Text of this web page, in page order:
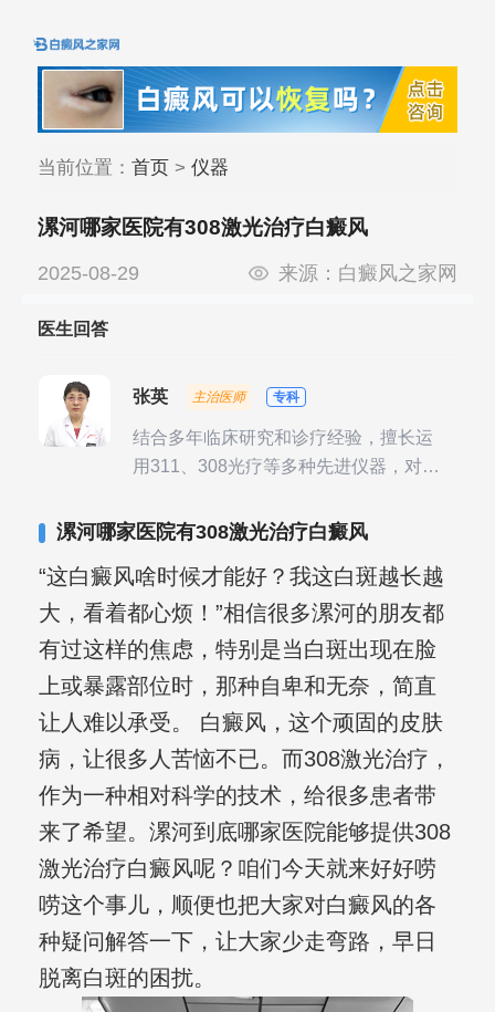
当前位置： 首页> 仪器
漯河哪家医院有308激光治疗白癜风
2025-08-29 来源： 白癜风之家网
医生回答
张英 主治医师 专科
结合多年临床研究和诊疗经验，擅长运
用311、308光疗等多种先进仪器，对不
其对女性银屑病、顽固性银屑病、全身
验。
漯河哪家医院有308激光治疗白癜风
“这白癜风啥时候才能好？我这白斑越长越
大，看着都心烦！”相信很多漯河的朋友都
有过这样的焦虑，特别是当白斑出现在脸
上或暴露部位时，那种自卑和无奈，简直
让人难以承受。 白癜风，这个顽固的皮肤
病，让很多人苦恼不已。而308激光治疗，
作为一种相对科学的技术，给很多患者带
来了希望。漯河到底哪家医院能够提供308
激光治疗白癜风呢？咱们今天就来好好唠
唠这个事儿，顺便也把大家对白癜风的各
种疑问解答一下，让大家少走弯路，早日
脱离白斑的困扰。